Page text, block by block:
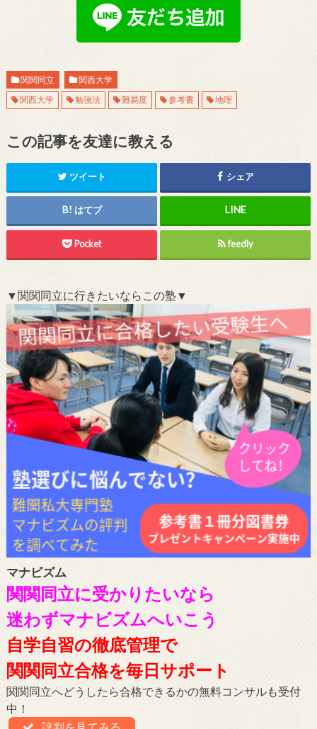
関関同立
関西大学
関西大学
勉強法 難易度 参考書 地理
この記事を友達に教える
ツイート シェア
はてブ
Pocket feedly
▼関関同立に行きたいならこの塾▼
マナビズム
関関同立に受かりたいなら
迷わずマナビズムへいこう
自学自習の徹底管理で
関関同立合格を毎日サポート
関関同立へどうしたら合格できるかの無料コンサルも受付
中！